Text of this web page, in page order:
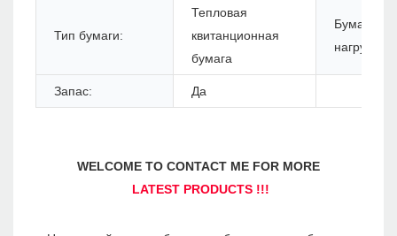
Тип бумаги:
Тепловая
квитанционная
бумага
Бумажная
нагрузка:
Запас: Да